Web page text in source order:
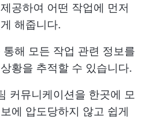
공하여 어떤 작업에 먼저
해줍니다.
해 모든 작업 관련 정보를
황을 추적할 수 있습니다.
커뮤니케이션을 한곳에 모
에 압도당하지 않고 쉽게